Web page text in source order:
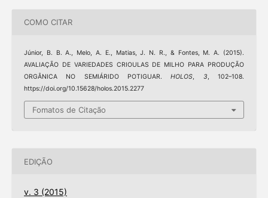
COMO CITAR
Júnior, B. B. A., Melo, A. E., Matias, J. N. R., & Fontes, M. A. (2015).
AVALIAÇÃO DE VARIEDADES CRIOULAS DE MILHO PARA PRODUÇÃO
ORGÂNICA NO SEMIÁRIDO POTIGUAR.HOLOS, 3, 102–108.
https://doi.org/10.15628/holos.2015.2277
Fomatos de Citação
EDIÇÃO
v. 3 (2015)